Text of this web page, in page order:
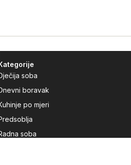
soba
boravak
po mjeri
soba